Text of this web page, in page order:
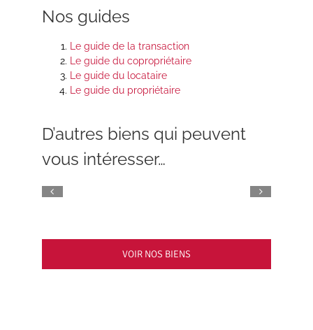
Nos guides
Le guide de la transaction
Le guide du copropriétaire
Le guide du locataire
Le guide du propriétaire
D’autres biens qui peuvent
vous intéresser…
VOIR NOS BIENS